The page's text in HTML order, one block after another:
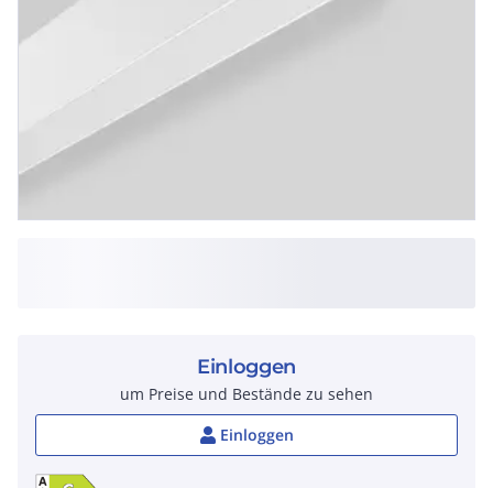
Einloggen
um Preise und Bestände zu sehen
Einloggen